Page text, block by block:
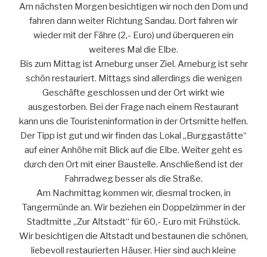
Am nächsten Morgen besichtigen wir noch den Dom und
fahren dann weiter Richtung Sandau. Dort fahren wir
wieder mit der Fähre (2,- Euro) und überqueren ein
weiteres Mal die Elbe.
Bis zum Mittag ist Arneburg unser Ziel. Arneburg ist sehr
schön restauriert. Mittags sind allerdings die wenigen
Geschäfte geschlossen und der Ort wirkt wie
ausgestorben. Bei der Frage nach einem Restaurant
kann uns die Touristeninformation in der Ortsmitte helfen.
Der Tipp ist gut und wir finden das Lokal „Burggastätte“
auf einer Anhöhe mit Blick auf die Elbe. Weiter geht es
durch den Ort mit einer Baustelle. Anschließend ist der
Fahrradweg besser als die Straße.
Am Nachmittag kommen wir, diesmal trocken, in
Tangermünde an. Wir beziehen ein Doppelzimmer in der
Stadtmitte „Zur Altstadt“ für 60,- Euro mit Frühstück.
Wir besichtigen die Altstadt und bestaunen die schönen,
liebevoll restaurierten Häuser. Hier sind auch kleine